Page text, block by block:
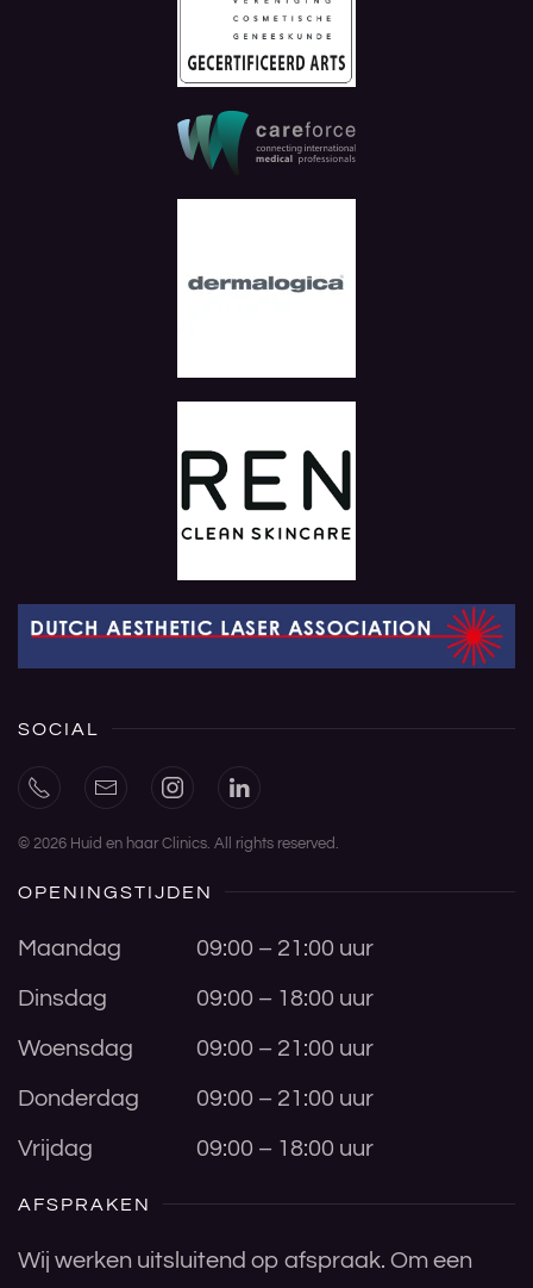
SOCIAL
© 2026 Huid en haar Clinics. All rights reserved.
OPENINGSTIJDEN
Maandag 09:00 – 21:00 uur
Dinsdag 09:00 – 18:00 uur
Woensdag 09:00 – 21:00 uur
Donderdag 09:00 – 21:00 uur
Vrijdag 09:00 – 18:00 uur
AFSPRAKEN
Wij werken uitsluitend op afspraak. Om een